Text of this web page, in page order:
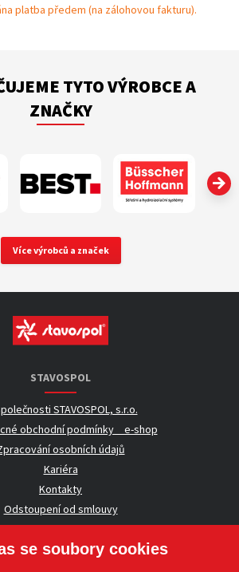
platba předem (na zálohovou fakturu).
TYTO VÝROBCE A
ZNAČKY
Více výrobců a značek
STAVOSPOL
STAVOSPOL, s.r.o.
obchodní podmínky _ e-shop
osobních údajů
Kariéra
Kontakty
Odstoupení od smlouvy
UŽITEČNÉ INFORMACE
se soubory cookies